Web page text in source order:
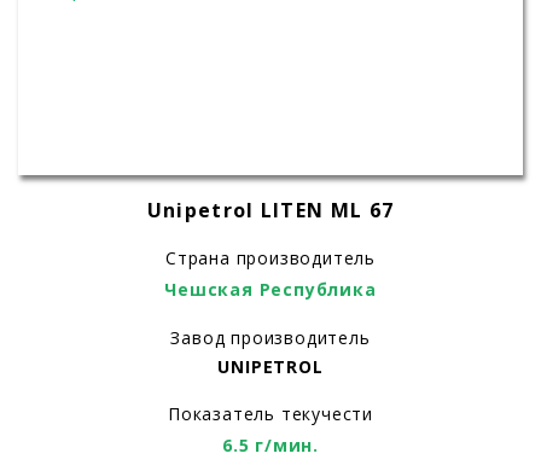
Unipetrol LITEN ML 67
Страна производитель
Чешская Республика
Завод производитель
UNIPETROL
Показатель текучести
6.5 г/мин.